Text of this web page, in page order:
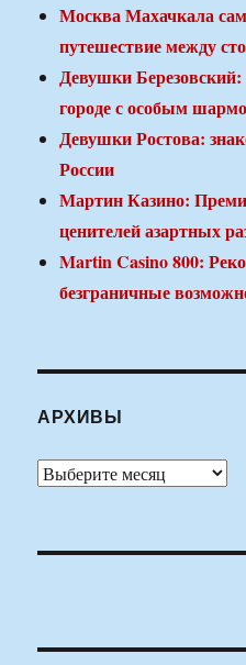
Москва Махачкала
путешествие между
Девушки
городе с особым
Девушки Ростова:
России
Мартин Казино:
ценителей азартных
Martin Casino 800:
безграничные
АРХИВЫ
Архивы